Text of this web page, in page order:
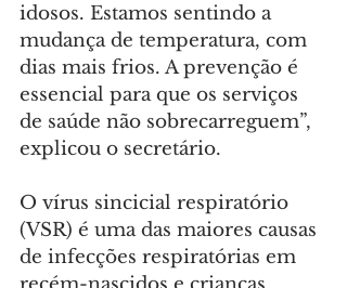
idosos. Estamos sentindo a
mudança de temperatura, com
dias mais frios. A prevenção é
essencial para que os serviços
de saúde não sobrecarreguem”,
explicou o secretário.
O vírus sincicial respiratório
(VSR) é uma das maiores causas
de infecções respiratórias em